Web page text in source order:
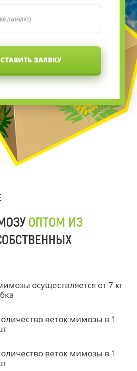
ЗАЯВКУ
ОПТОМ ИЗ
осуществляется от 7 кг
веток мимозы в 1
веток мимозы в 1